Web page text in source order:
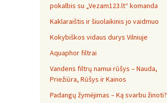
pokalbis su „Vezam123.lt“ komanda
Kaklaraištis ir šiuolaikinis jo vaidmuo
Kokybiškos vidaus durys Vilniuje
Aquaphor filtrai
Vandens filtrų namui rūšys – Nauda,
Priežiūra, Rūšys ir Kainos
Padangų žymėjimas – Ką svarbu žinoti?